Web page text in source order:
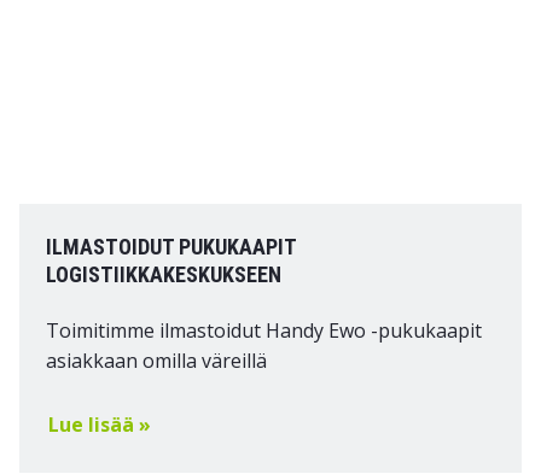
ILMASTOIDUT PUKUKAAPIT
LOGISTIIKKAKESKUKSEEN
Toimitimme ilmastoidut Handy Ewo -pukukaapit
asiakkaan omilla väreillä
Lue lisää »